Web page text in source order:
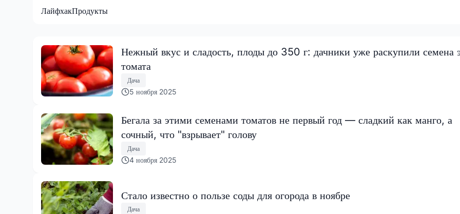
ЛайфхакПродукты
Нежный вкус и сладость, плоды до 350 г: дачники уже раскупили семена
томата
Дача
5 ноября 2025
Бегала за этими семенами томатов не первый год — сладкий как манго, а
сочный, что "взрывает" голову
Дача
4 ноября 2025
Стало известно о пользе соды для огорода в ноябре
Дача